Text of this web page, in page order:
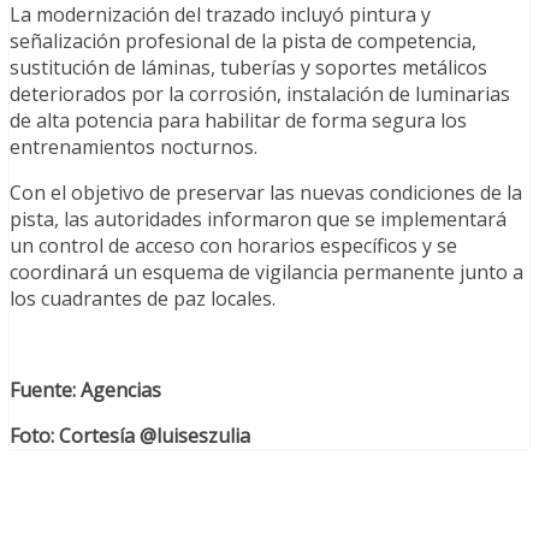
La modernización del trazado incluyó pintura y
señalización profesional de la pista de competencia,
sustitución de láminas, tuberías y soportes metálicos
deteriorados por la corrosión, instalación de luminarias
de alta potencia para habilitar de forma segura los
entrenamientos nocturnos.
Con el objetivo de preservar las nuevas condiciones de la
pista, las autoridades informaron que se implementará
un control de acceso con horarios específicos y se
coordinará un esquema de vigilancia permanente junto a
los cuadrantes de paz locales.
Fuente: Agencias
Foto: Cortesía @luiseszulia